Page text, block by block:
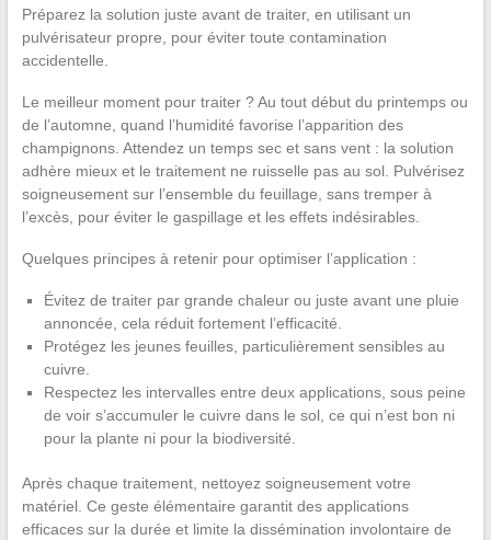
Préparez la solution juste avant de traiter, en utilisant un
pulvérisateur propre, pour éviter toute contamination
accidentelle.
Le meilleur moment pour traiter ? Au tout début du printemps ou
de l’automne, quand l’humidité favorise l’apparition des
champignons. Attendez un temps sec et sans vent : la solution
adhère mieux et le traitement ne ruisselle pas au sol. Pulvérisez
soigneusement sur l’ensemble du feuillage, sans tremper à
l’excès, pour éviter le gaspillage et les effets indésirables.
Quelques principes à retenir pour optimiser l’application :
Évitez de traiter par grande chaleur ou juste avant une pluie
annoncée, cela réduit fortement l’efficacité.
Protégez les jeunes feuilles, particulièrement sensibles au
cuivre.
Respectez les intervalles entre deux applications, sous peine
de voir s’accumuler le cuivre dans le sol, ce qui n’est bon ni
pour la plante ni pour la biodiversité.
Après chaque traitement, nettoyez soigneusement votre
matériel. Ce geste élémentaire garantit des applications
efficaces sur la durée et limite la dissémination involontaire de